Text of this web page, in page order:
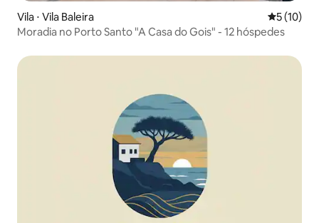
Vila ⋅ Vila Baleira 5 de uma
5 (10)
Moradia no Porto Santo "A Casa do Gois" - 12 hóspedes